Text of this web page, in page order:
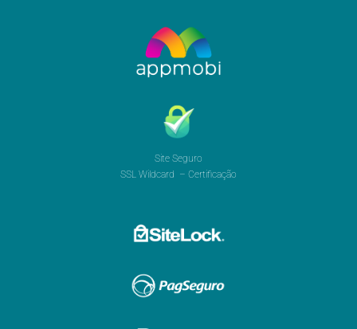
Site Seguro
SSL Wildcard – Certificação